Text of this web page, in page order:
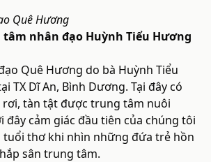
Quê Hương
nhân đạo Huỳnh Tiểu Hương
Quê Hương do bà Huỳnh Tiểu
TX Dĩ An, Bình Dương. Tại đây có
rơi, tàn tật được trung tâm nuôi
đây cảm giác đầu tiên của chúng tôi
tuổi thơ khi nhìn những đứa trẻ hồn
sân trung tâm.